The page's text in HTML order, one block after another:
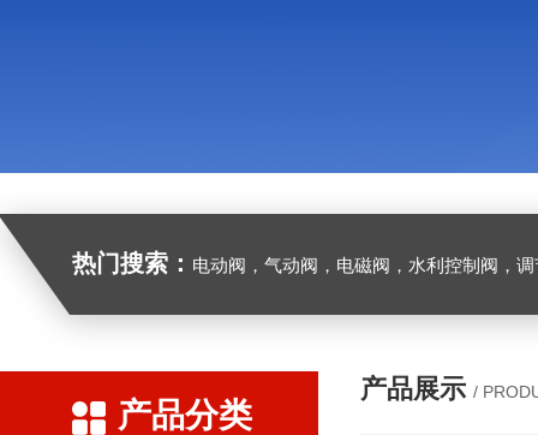
热门搜索： 电动阀，气动阀，电磁阀，水利控制阀，调节
产品分类
产品展示 /